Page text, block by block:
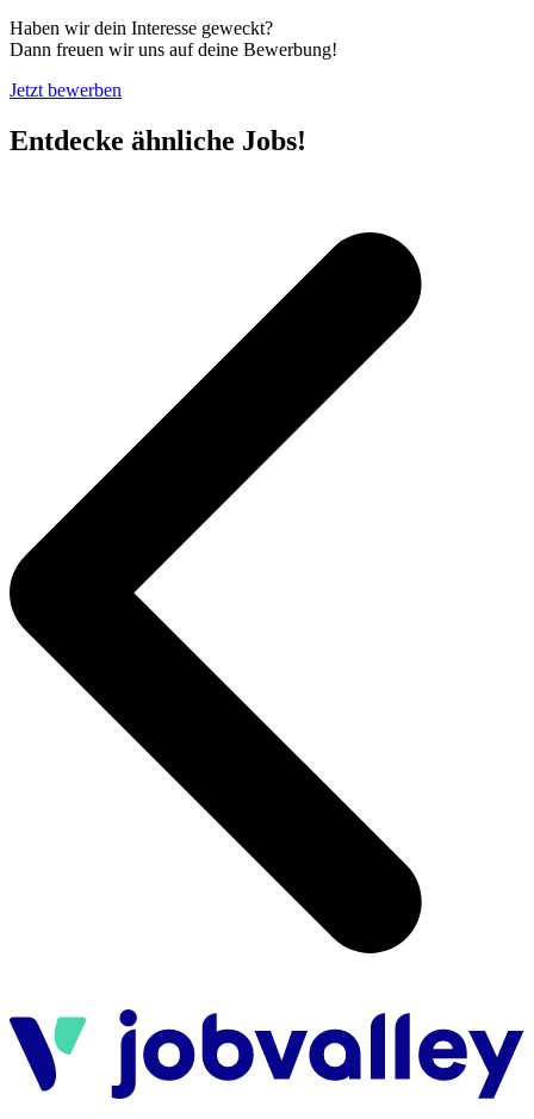
Haben wir dein Interesse geweckt?
Dann freuen wir uns auf deine Bewerbung!
Jetzt bewerben
Entdecke ähnliche Jobs!